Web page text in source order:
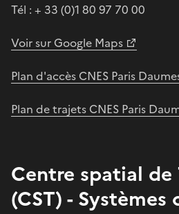
Tél : + 33 (0)1 80 97 70 00
Voir sur Google Maps
Plan d'accès CNES Paris
Plan de trajets CNES Paris
Centre spatial de
(CST) -